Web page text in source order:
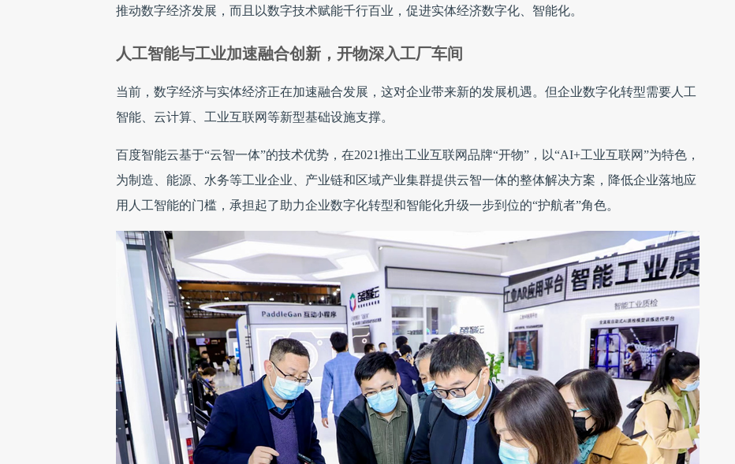
推动数字经济发展，而且以数字技术赋能千行百业，促进实体经济数字化、智能化。
人工智能与工业加速融合创新，开物深入工厂车间
当前，数字经济与实体经济正在加速融合发展，这对企业带来新的发展机遇。但企业数字化转型需要人工
智能、云计算、工业互联网等新型基础设施支撑。
百度智能云基于“云智一体”的技术优势，在2021推出工业互联网品牌“开物”，以“AI+工业互联网”为特色，
为制造、能源、水务等工业企业、产业链和区域产业集群提供云智一体的整体解决方案，降低企业落地应
用人工智能的门槛，承担起了助力企业数字化转型和智能化升级一步到位的“护航者”角色。